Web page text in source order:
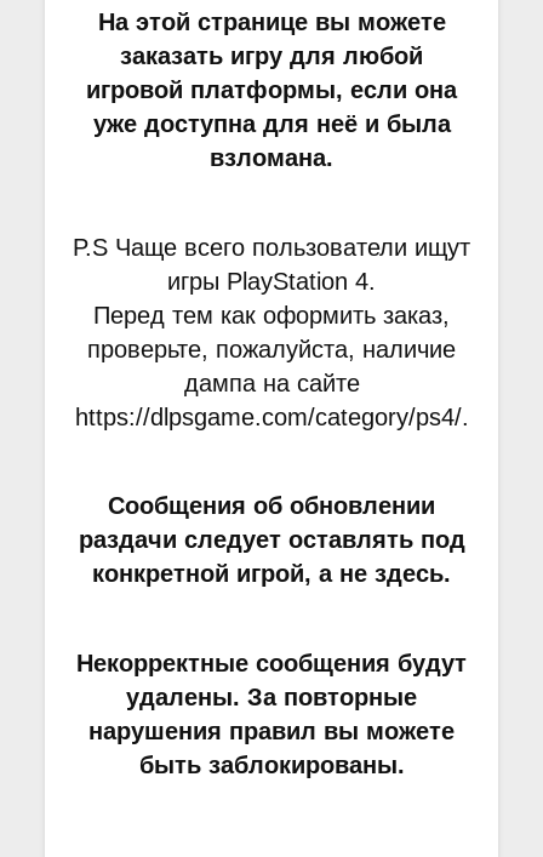
На этой странице вы можете
заказать игру для любой
игровой платформы, если она
уже доступна для неё и была
взломана.
P.S Чаще всего пользователи ищут
игры PlayStation 4.
Перед тем как оформить заказ,
проверьте, пожалуйста, наличие
дампа на сайте
https://dlpsgame.com/category/ps4/.
Сообщения об обновлении
раздачи следует оставлять под
конкретной игрой, а не здесь.
Некорректные сообщения будут
удалены. За повторные
нарушения правил вы можете
быть заблокированы.